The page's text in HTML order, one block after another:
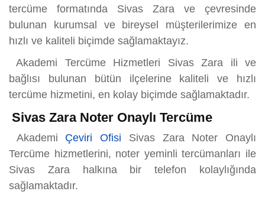
tercüme formatında Sivas Zara ve çevresinde
bulunan kurumsal ve bireysel müşterilerimize en
hızlı ve kaliteli biçimde sağlamaktayız.
Akademi Tercüme Hizmetleri Sivas Zara ili ve
bağlısı bulunan bütün ilçelerine kaliteli ve hızlı
tercüme hizmetini, en kolay biçimde sağlamaktadır.
Sivas Zara Noter Onaylı Tercüme
Akademi Çeviri Ofisi Sivas Zara Noter Onaylı
Tercüme hizmetlerini, noter yeminli tercümanları ile
Sivas Zara halkına bir telefon kolaylığında
sağlamaktadır.